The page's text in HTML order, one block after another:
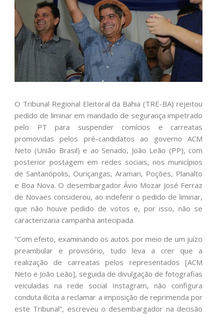
O Tribunal Regional Eleitoral da Bahia (TRE-BA) rejeitou
pedido de liminar em mandado de segurança impetrado
pelo PT para suspender comícios e carreatas
promovidas pelos pré-candidatos ao governo ACM
Neto (União Brasil) e ao Senado, João Leão (PP), com
posterior postagem em redes sociais, nos municípios
de Santanópolis, Ouriçangas, Aramari, Poções, Planalto
e Boa Nova. O desembargador Ávio Mozar José Ferraz
de Novaes considerou, ao indeferir o pedido de liminar,
que não houve pedido de votos e, por isso, não se
caracterizaria campanha antecipada.
“Com efeito, examinando os autos por meio de um juízo
preambular e provisório, tudo leva a crer que a
realização de carreatas pelos representados [ACM
Neto e João Leão], seguida de divulgação de fotografias
veiculadas na rede social Instagram, não configura
conduta ilícita a reclamar a imposição de reprimenda por
este Tribunal”, escreveu o desembargador na decisão